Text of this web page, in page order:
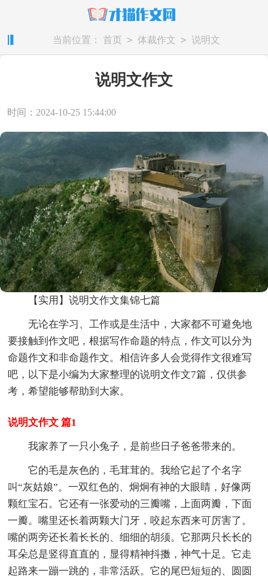
当前位置： 首页 > 体裁作文 > 说明文
说明文作文
时间：2024-10-25 15:44:00
【实用】说明文作文集锦七篇
无论在学习、工作或是生活中，大家都不可避免地
要接触到作文吧，根据写作命题的特点，作文可以分为
命题作文和非命题作文。相信许多人会觉得作文很难写
吧，以下是小编为大家整理的说明文作文7篇，仅供参
考，希望能够帮助到大家。
说明文作文 篇1
我家养了一只小兔子，是前些日子爸爸带来的。
它的毛是灰色的，毛茸茸的。我给它起了个名字
叫“灰姑娘”。一双红色的、炯炯有神的大眼睛，好像两
颗红宝石。它还有一张爱动的三瓣嘴，上面两瓣，下面
一瓣。嘴里还长着两颗大门牙，咬起东西来可厉害了。
嘴的两旁还长着长长的、细细的胡须。它那两只长长的
耳朵总是竖得直直的，显得精神抖擞，神气十足。它走
起路来一蹦一跳的，非常活跃。它的尾巴短短的、圆圆